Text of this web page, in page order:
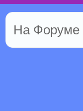
На Форуме